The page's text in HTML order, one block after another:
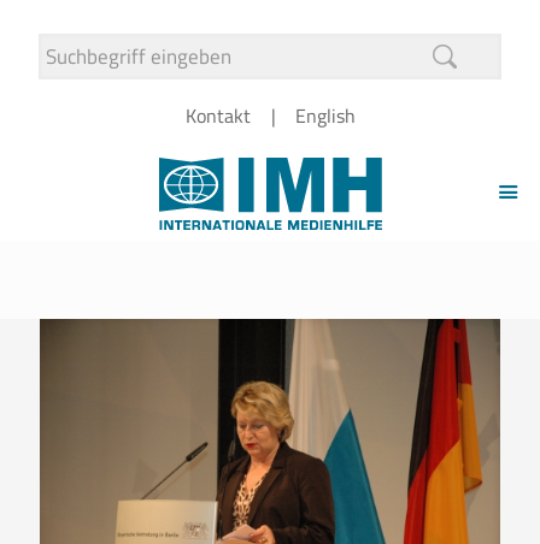
Kontakt English